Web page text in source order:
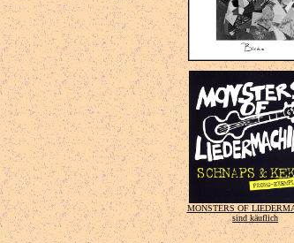
MONSTERS OF
sind käuflich